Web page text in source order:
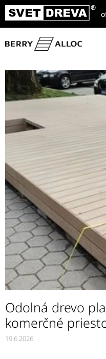
Domov / Referencie / Drevo-
Odolná drevo plastová terasa
Odolná drevo
komerčné
19.6.2026